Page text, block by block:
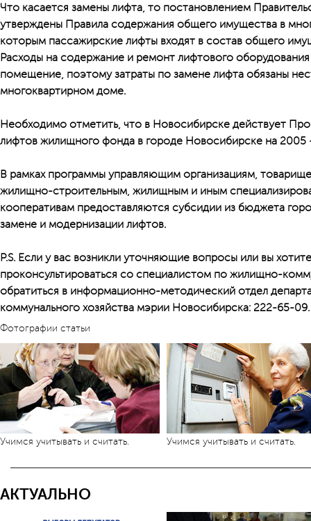
Что касается замены лифта, то постановлением
утверждены Правила содержания общего имущества в
которым пассажирские лифты входят в состав общего
Расходы на содержание и ремонт лифтового
помещение, поэтому затраты по замене лифта обязаны
многоквартирном доме.
Необходимо отметить, что в Новосибирске действует
лифтов жилищного фонда в городе Новосибирске на 2005
В рамках программы управляющим организациям,
жилищно-строительным, жилищным и иным
кооперативам предоставляются субсидии из бюджета
замене и модернизации лифтов.
P.S. Если у вас возникли уточняющие вопросы или вы
проконсультироваться со специалистом по жилищно-
обратиться в информационно-методический отдел
коммунального хозяйства мэрии Новосибирска: 222-65-09.
Фотографии статьи
Учимся учитывать и считать. Учимся учитывать и считать.
АКТУАЛЬНО